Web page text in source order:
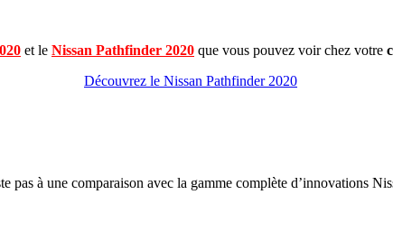
et le Nissan Pathfinder 2020 que vous pouvez voir chez votre
Découvrez le Nissan Pathfinder 2020
pas à une comparaison avec la gamme complète d’innovations